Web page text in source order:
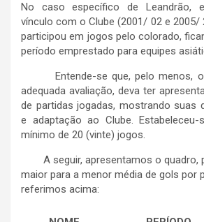
No caso específico de Leandrão,
vínculo com o Clube (2001/ 02 e 2005/
participou em jogos pelo colorado,
período emprestado para equipes
Entende-se que, pelo menos, o
adequada avaliação, deva ter
de partidas jogadas, mostrando suas
e adaptação ao Clube.
mínimo de 20 (vinte) jogos.
A seguir, apresentamos o quadro,
maior para a menor média de gols por
referimos acima: